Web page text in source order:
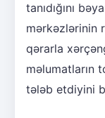
tanıdığını
mərkəzlərinin
qərarla
məlumatların
tələb etdiyini